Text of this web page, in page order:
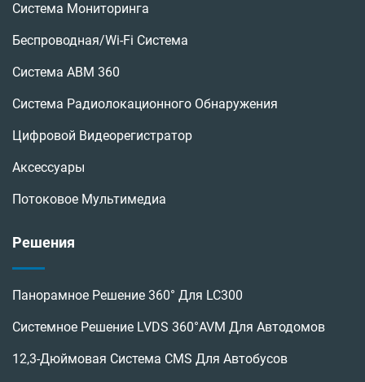
Система Мониторинга
Беспроводная/Wi-Fi Система
Система АВМ 360
Система Радиолокационного Обнаружения
Цифровой Видеорегистратор
Аксессуары
Потоковое Мультимедиа
Решения
Панорамное Решение 360° Для LC300
Системное Решение LVDS 360°AVM Для Автодомов
12,3-Дюймовая Система CMS Для Автобусов